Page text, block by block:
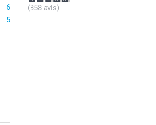
6
5
(358 avis)